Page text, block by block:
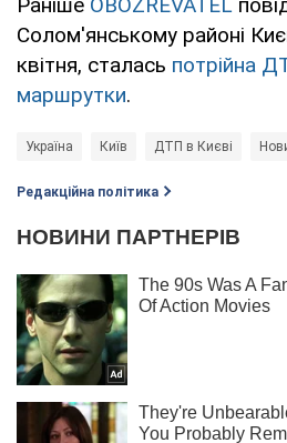
Солом'янському районі
квітня, сталась потрійна
маршрутки.
Україна Київ ДТП в Києві
Редакційна політика